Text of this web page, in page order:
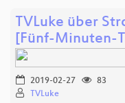
TVLuke über
[Fünf-Minuten-
2019-02-27
83
TVLuke